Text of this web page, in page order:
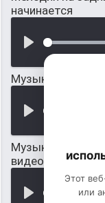
начинается
Музыка для
Музыка для
видео)
Этот
или